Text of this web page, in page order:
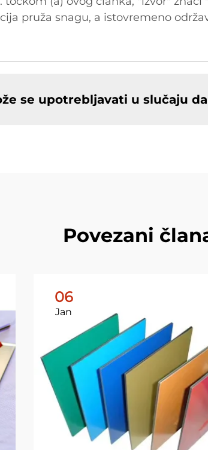
pruža snagu, a istovremeno
se upotrebljavati u slučaju
Povezani
06
Jan